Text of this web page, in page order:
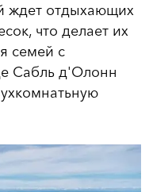
ждет отдыхающих
что делает их
семей с
Сабль д'Олонн